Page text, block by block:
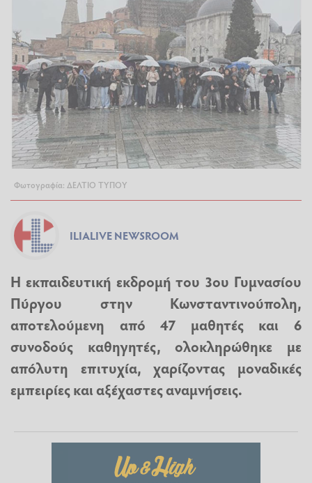
Φωτογραφία: ΔΕΛΤΙΟ ΤΥΠΟΥ
ILIALIVE NEWSROOM
Η εκπαιδευτική εκδρομή του 3ου Γυμνασίου
Πύργου στην Κωνσταντινούπολη,
αποτελούμενη από 47 μαθητές και 6
συνοδούς καθηγητές, ολοκληρώθηκε με
απόλυτη επιτυχία, χαρίζοντας μοναδικές
εμπειρίες και αξέχαστες αναμνήσεις.